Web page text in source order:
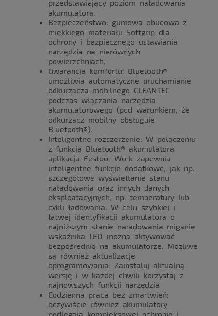
przedstawiający poziom naładowania
akumulatora.
Bezpieczeństwo: gumowa obudowa z
miękkiego materiału Softgrip dla
ochrony i bezpiecznego ustawiania
narzędzia na nierównych
powierzchniach.
Gwarancja komfortu: Bluetooth®
umożliwia automatyczne uruchamianie
odkurzacza mobilnego CLEANTEC
podczas włączania narzędzia
akumulatorowego (pod warunkiem, że
odkurzacz mobilny obsługuje
Bluetooth®).
Inteligentne rozszerzenie: W połączeniu
z funkcją Bluetooth® akumulatora
aplikacja Festool Work zapewnia
inteligentne funkcje dodatkowe, jak np.
szczegółowe wyświetlanie stanu
naładowania oraz innych danych
eksploatacyjnych, np. temperatury lub
cykli ładowania. W celu szybkiej i
łatwej identyfikacji akumulatora o
najniższym stanie naładowania miganie
wskaźnika LED można aktywować
bezpośrednio na akumulatorze. Możliwe
są również aktualizacje
oprogramowania: Zainstaluj aktualną
wersję i w każdej chwili korzystaj z
najnowszych funkcji narzędzia
Codzienna praca bez zmartwień:
oczywiście również akumulatory
podlegają kompleksowej ochronie i